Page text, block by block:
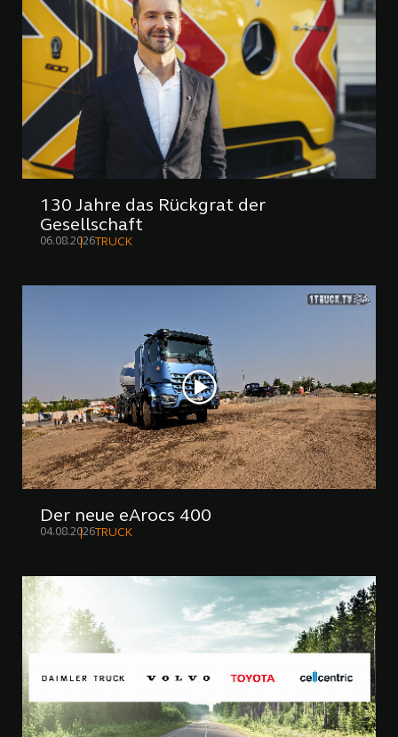
130 Jahre das Rückgrat der
Gesellschaft
06.08.2026 TRUCK
Der neue eArocs 400
04.08.2026 TRUCK